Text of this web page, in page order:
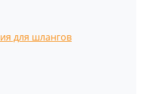
для шлангов